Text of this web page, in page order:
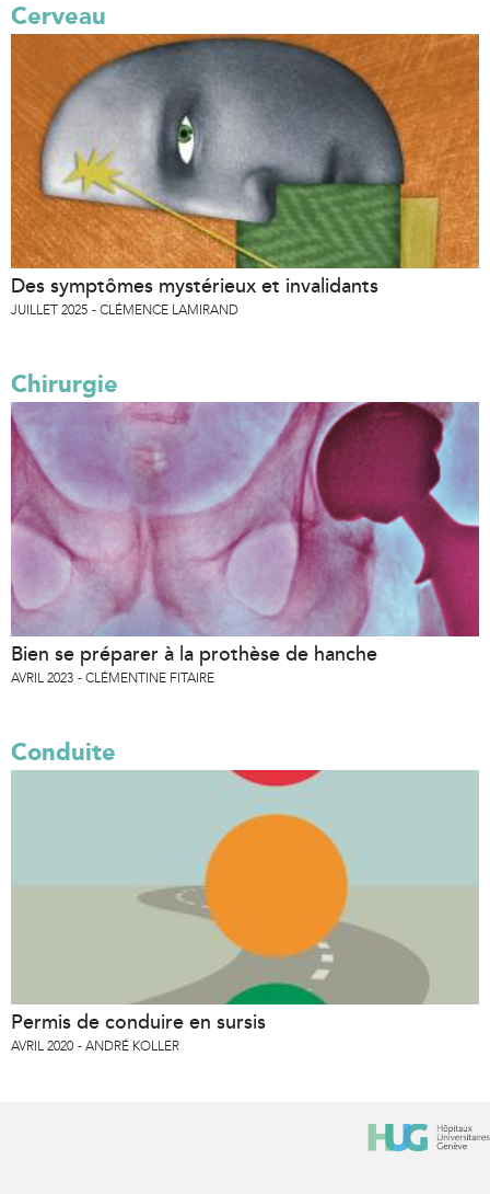
Cerveau
Des symptômes mystérieux et invalidants
JUILLET 2025 CLÉMENCE LAMIRAND
Chirurgie
Bien se préparer à la prothèse de hanche
AVRIL 2023 CLÉMENTINE FITAIRE
Conduite
Permis de conduire en sursis
AVRIL 2020 ANDRÉ KOLLER